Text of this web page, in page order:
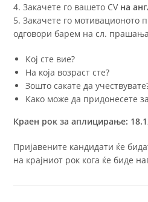
4. Закачете го вашето CV на
5. Закачете го мотивационото
одговори барем на сл.
Кој сте вие?
На која возраст сте?
Зошто сакате да
Како може да придонесете
Краен рок за аплицирање:
Пријавените кандидати ќе
на крајниот рок кога ќе биде